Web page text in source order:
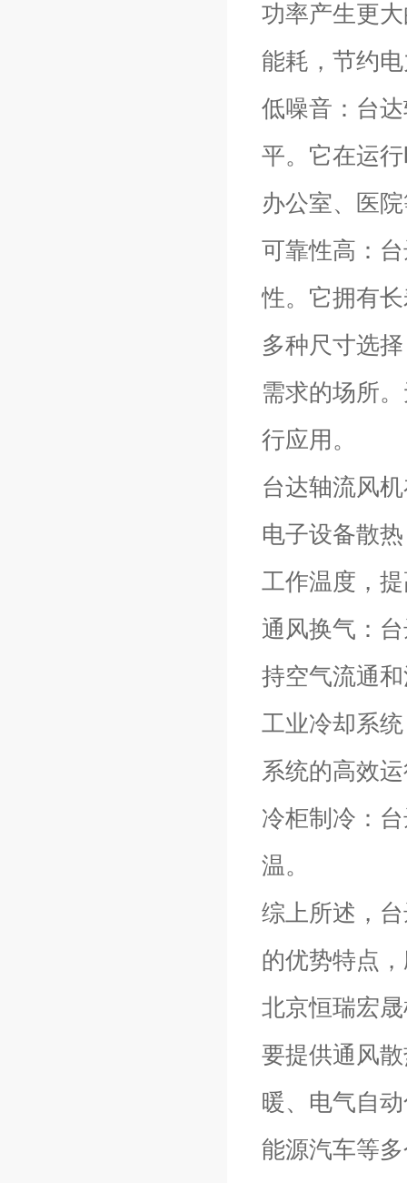
功率产生更
能耗，节约
低噪音：台
平。它在运
办公室、医
可靠性高：
性。它拥有
多种尺寸选
需求的场所
行应用。
台达轴流风
电子设备散
工作温度，
通风换气：
持空气流通
工业冷却系
系统的高效
冷柜制冷：
温。
综上所述，
的优势特点
北京恒瑞宏
要提供通风
暖、电气自
能源汽车等